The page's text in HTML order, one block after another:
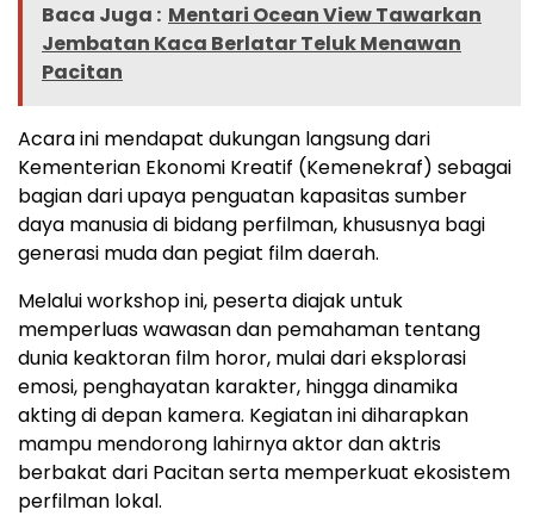
Baca Juga : Mentari Ocean View Tawarkan
Jembatan Kaca Berlatar Teluk Menawan
Pacitan
Acara ini mendapat dukungan langsung dari
Kementerian Ekonomi Kreatif (Kemenekraf) sebagai
bagian dari upaya penguatan kapasitas sumber
daya manusia di bidang perfilman, khususnya bagi
generasi muda dan pegiat film daerah.
Melalui workshop ini, peserta diajak untuk
memperluas wawasan dan pemahaman tentang
dunia keaktoran film horor, mulai dari eksplorasi
emosi, penghayatan karakter, hingga dinamika
akting di depan kamera. Kegiatan ini diharapkan
mampu mendorong lahirnya aktor dan aktris
berbakat dari Pacitan serta memperkuat ekosistem
perfilman lokal.